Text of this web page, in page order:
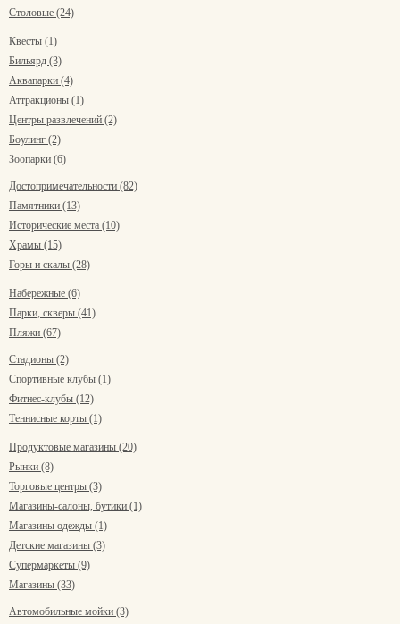
Столовые (24)
Квесты (1)
Бильярд (3)
Аквапарки (4)
Аттракционы (1)
Центры развлечений (2)
Боулинг (2)
Зоопарки (6)
Достопримечательности (82)
Памятники (13)
Исторические места (10)
Храмы (15)
Горы и скалы (28)
Набережные (6)
Парки, скверы (41)
Пляжи (67)
Стадионы (2)
Спортивные клубы (1)
Фитнес-клубы (12)
Теннисные корты (1)
Продуктовые магазины (20)
Рынки (8)
Торговые центры (3)
Магазины-салоны, бутики (1)
Магазины одежды (1)
Детские магазины (3)
Супермаркеты (9)
Магазины (33)
Автомобильные мойки (3)